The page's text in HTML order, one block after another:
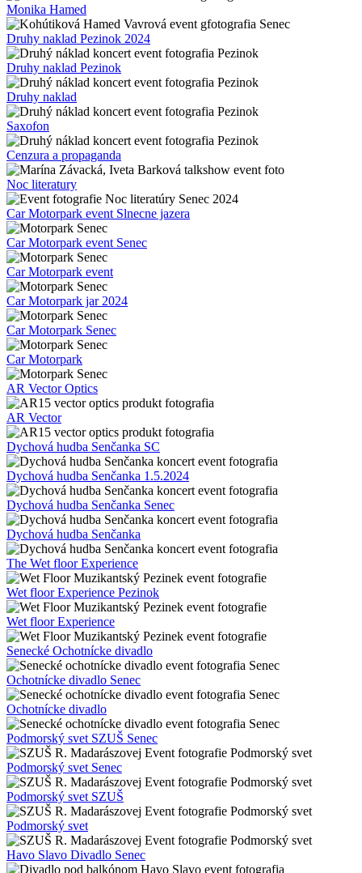
Monika Hamed
Druhy naklad Pezinok 2024
Druhy naklad Pezinok
Druhy naklad
Saxofon
Cenzura a propaganda
Noc literatury
Car Motorpark event Slnecne jazera
Car Motorpark event Senec
Car Motorpark event
Car Motorpark jar 2024
Car Motorpark Senec
Car Motorpark
AR Vector Optics
AR Vector
Dychová hudba Senčanka SC
Dychová hudba Senčanka 1.5.2024
Dychová hudba Senčanka Senec
Dychová hudba Senčanka
The Wet floor Experience
Wet floor Experience Pezinok
Wet floor Experience
Senecké Ochotnícke divadlo
Ochotnícke divadlo Senec
Ochotnícke divadlo
Podmorský svet SZUŠ Senec
Podmorský svet Senec
Podmorský svet SZUŠ
Podmorský svet
Havo Slavo Divadlo Senec